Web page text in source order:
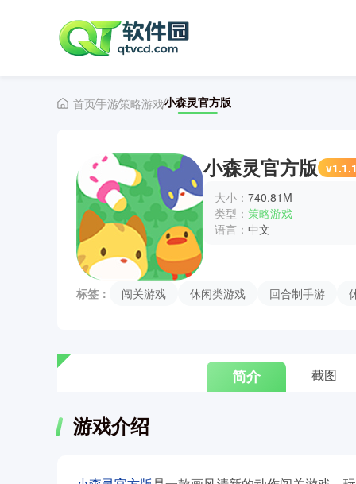
首页手游策略游戏小森灵官方版
小森灵官方版
大小： 740.81M
类型： 策略游戏
语言： 中文
标签： 闯关游戏 休闲类游戏 回合制手游
简介 截图
游戏介绍